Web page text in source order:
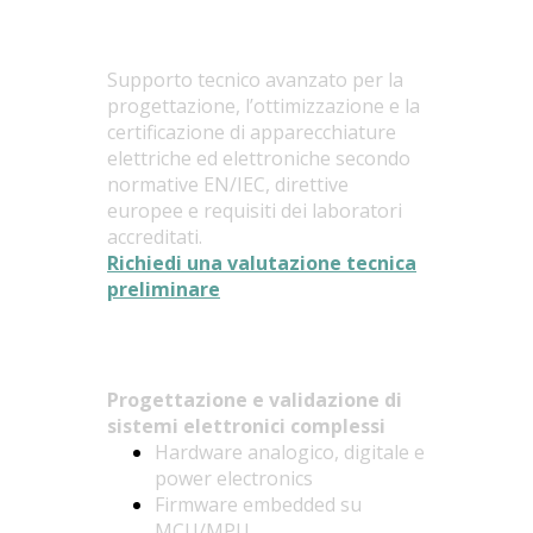
Supporto tecnico avanzato per la
progettazione, l’ottimizzazione e la
certificazione di apparecchiature
elettriche ed elettroniche secondo
normative EN/IEC, direttive
europee e requisiti dei laboratori
accreditati.
Richiedi una valutazione tecnica
preliminare
Progettazione e validazione di
sistemi elettronici complessi
Hardware analogico, digitale e
power electronics
Firmware embedded su